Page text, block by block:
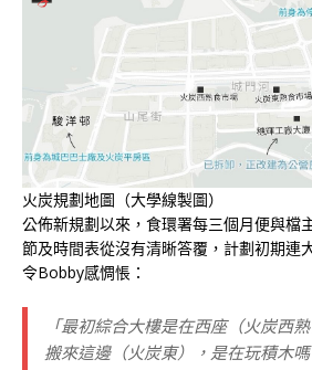
火炭規劃地圖（大學線製圖）
公佈新規劃以來，食環署每三個月便與檔
節及時間表從沒有清晰答覆，計劃初期連
令Bobby感惆悵：
「最初綜合大樓是在西座（火炭西
搬來這邊（火炭東），是在玩積木嗎